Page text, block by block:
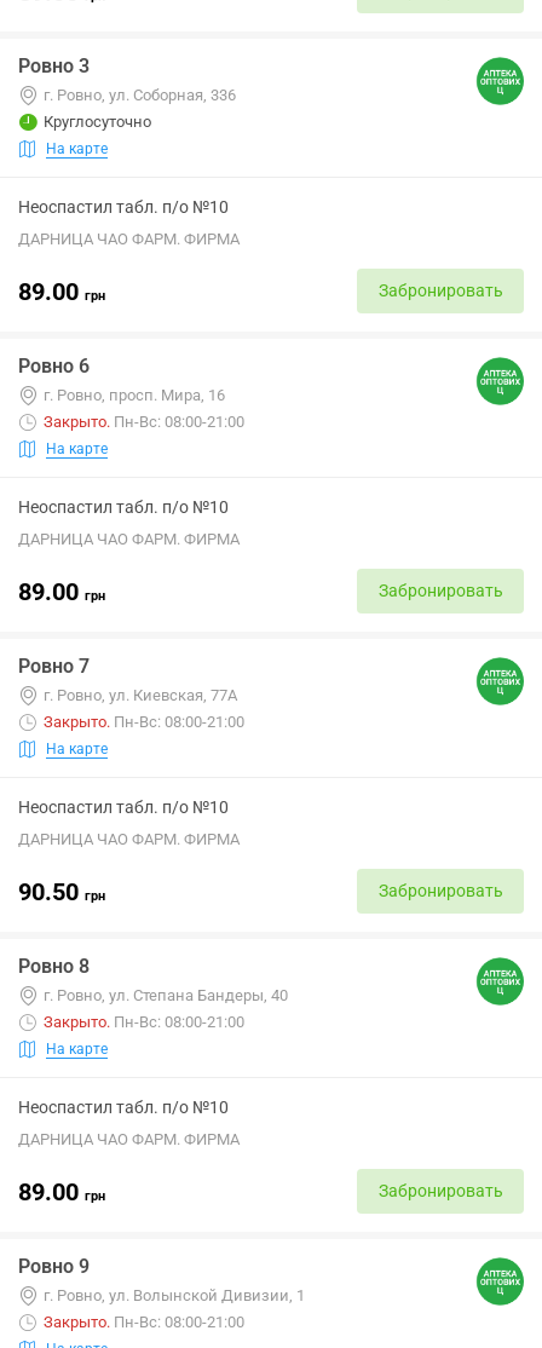
Ровно 3
г. Ровно, ул. Соборная, 336
Круглосуточно
На карте
Неоспастил табл. п/о №10
ДАРНИЦА ЧАО ФАРМ. ФИРМА
89.00 грн Забронировать
Ровно 6
г. Ровно, просп. Мира, 16
Закрыто. Пн-Вс: 08:00-21:00
На карте
Неоспастил табл. п/о №10
ДАРНИЦА ЧАО ФАРМ. ФИРМА
89.00 грн Забронировать
Ровно 7
г. Ровно, ул. Киевская, 77А
Закрыто. Пн-Вс: 08:00-21:00
На карте
Неоспастил табл. п/о №10
ДАРНИЦА ЧАО ФАРМ. ФИРМА
90.50 грн Забронировать
Ровно 8
г. Ровно, ул. Степана Бандеры, 40
Закрыто. Пн-Вс: 08:00-21:00
На карте
Неоспастил табл. п/о №10
ДАРНИЦА ЧАО ФАРМ. ФИРМА
89.00 грн Забронировать
Ровно 9
г. Ровно, ул. Волынской Дивизии, 1
Закрыто. Пн-Вс: 08:00-21:00